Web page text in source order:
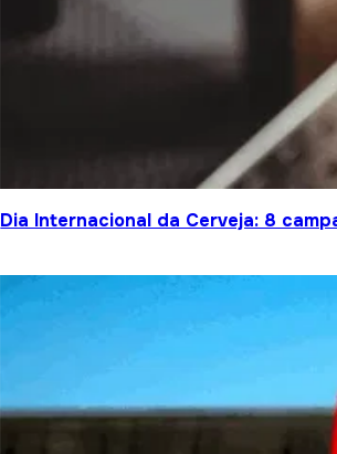
Dia Internacional da Cerveja: 8